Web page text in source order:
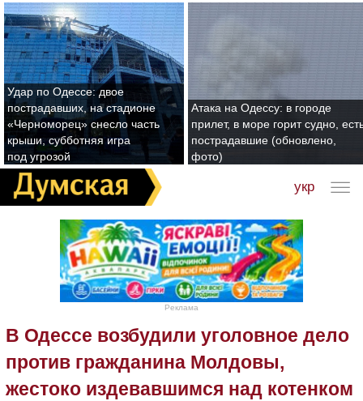
Удар по Одессе: двое
пострадавших, на стадионе
«Черноморец» снесло часть
крыши, субботняя игра
под угрозой
Атака на Одессу: в городе
прилет, в море горит судно,
пострадавшие (обновлено,
фото)
укр
Реклама
В Одессе возбудили уголовное дело
против гражданина Молдовы,
жестоко издевавшимся над котенком